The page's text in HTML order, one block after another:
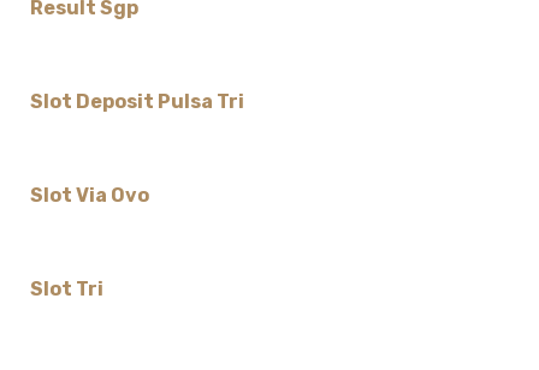
Result Sgp
Slot Deposit Pulsa Tri
Slot Via Ovo
Slot Tri